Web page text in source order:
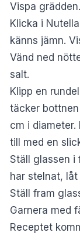
Vispa
Klicka i
känns jämn.
Vänd ned
salt.
Klipp en
täcker
cm i diameter.
till med en
Ställ glassen i
har stelnat,
Ställ fram
Garnera med
Receptet